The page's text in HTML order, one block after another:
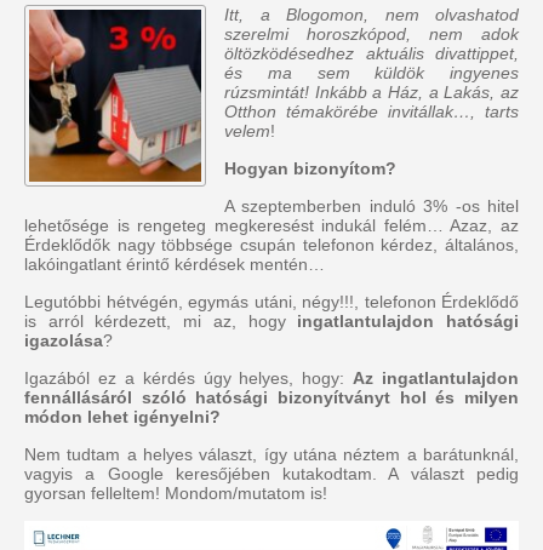
Itt, a Blogomon, nem olvashatod
szerelmi horoszkópod, nem adok
öltözködésedhez aktuális divattippet,
és ma sem küldök ingyenes
rúzsmintát! Inkább a Ház, a Lakás, az
Otthon témakörébe invitállak…, tarts
velem!
Hogyan bizonyítom?
A szeptemberben induló 3% -os hitel
lehetősége is rengeteg megkeresést indukál felém… Azaz, az
Érdeklődők nagy többsége csupán telefonon kérdez, általános,
lakóingatlant érintő kérdések mentén…
Legutóbbi hétvégén, egymás utáni, négy!!!, telefonon Érdeklődő
is arról kérdezett, mi az, hogy ingatlantulajdon hatósági
igazolása?
Igazából ez a kérdés úgy helyes, hogy: Az ingatlantulajdon
fennállásáról szóló hatósági bizonyítványt hol és milyen
módon lehet igényelni?
Nem tudtam a helyes választ, így utána néztem a barátunknál,
vagyis a Google keresőjében kutakodtam. A választ pedig
gyorsan felleltem! Mondom/mutatom is!